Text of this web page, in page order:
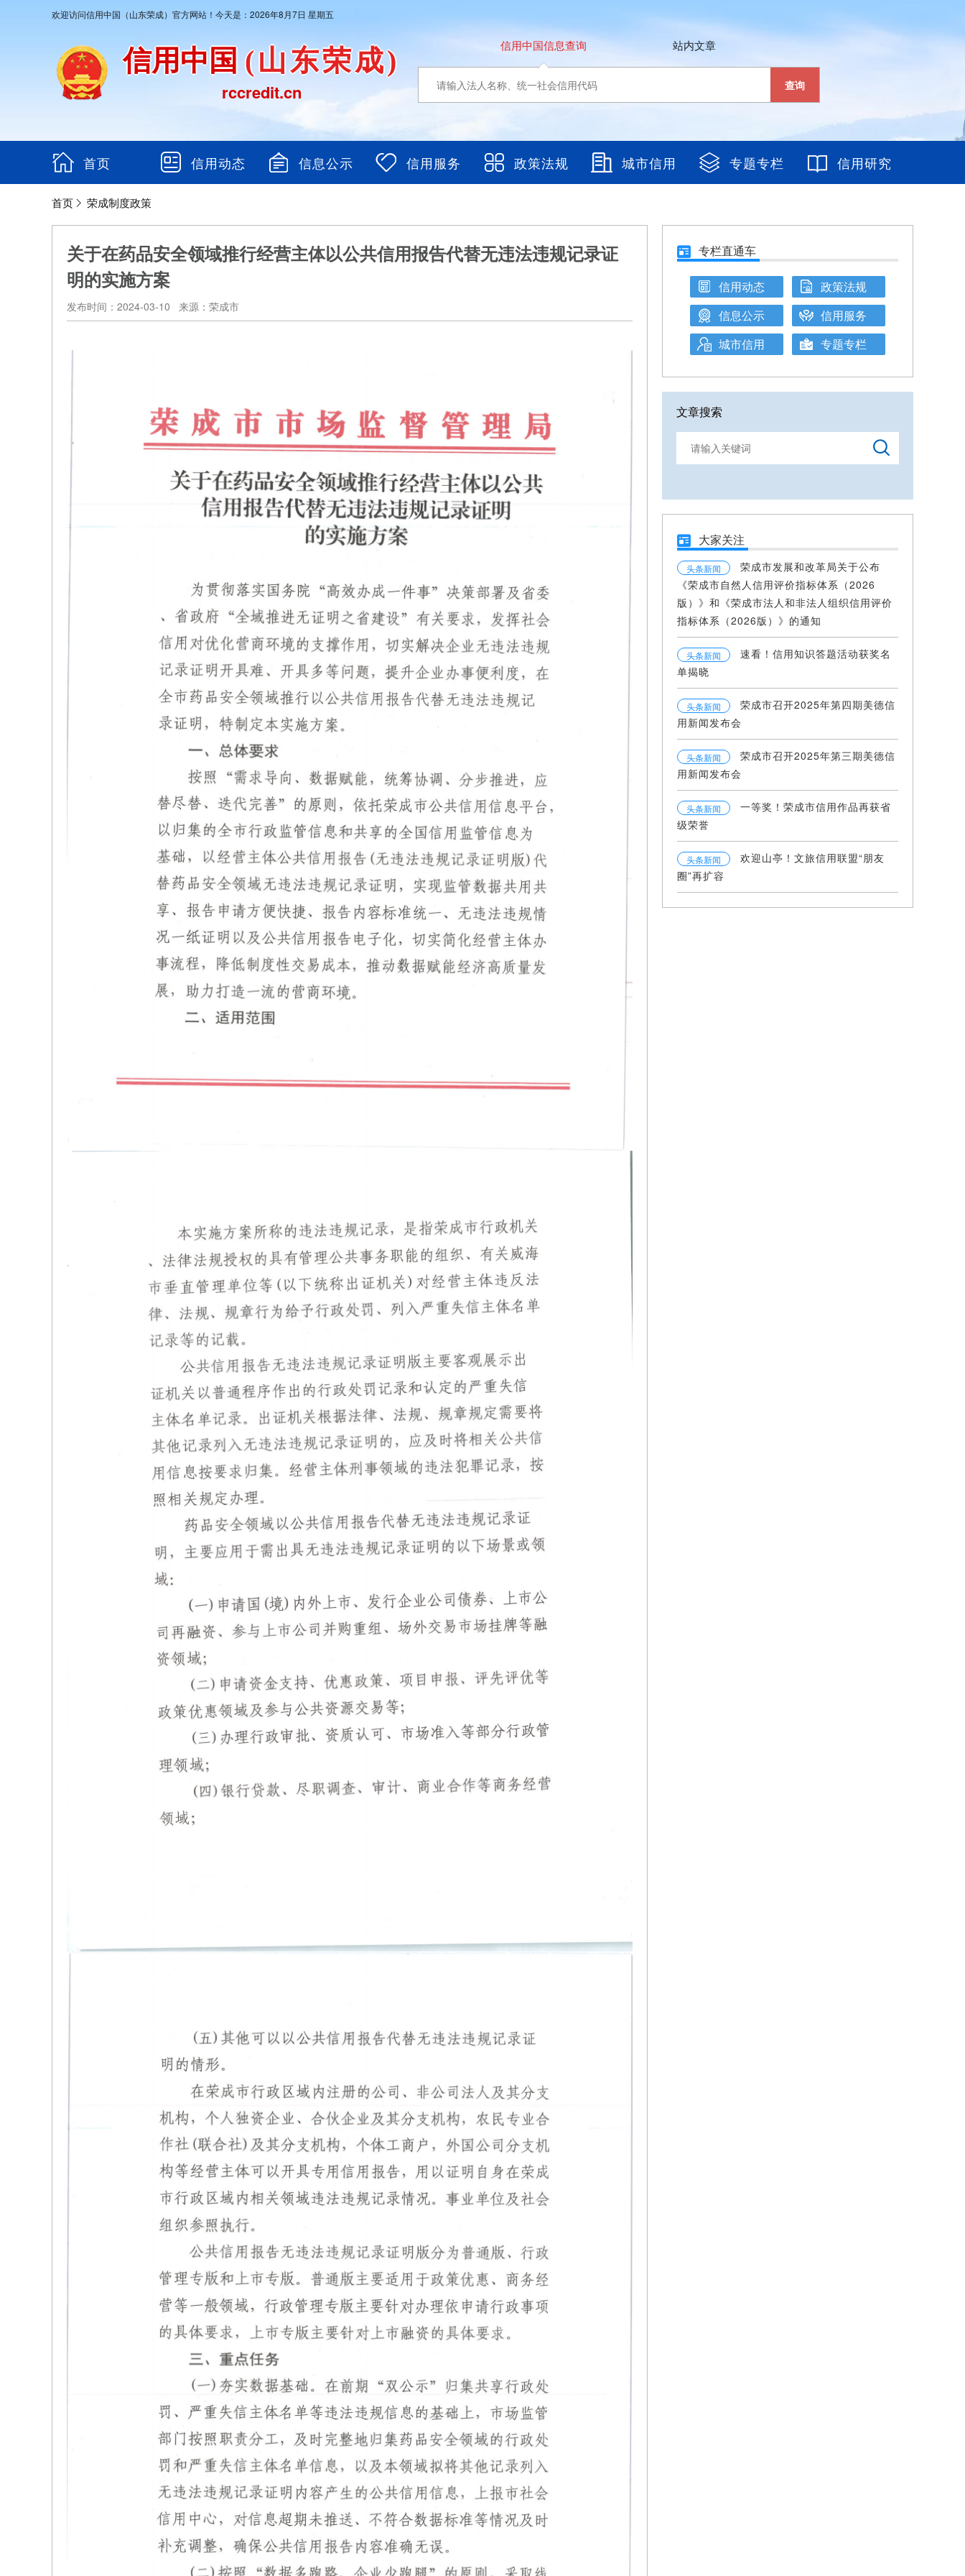
欢迎访问信用中国（山东荣成）官方网站！今天是：2026年8月7日 星期五
信用中国 (山东荣成)
rccredit.cn
信用中国信息查询 站内文章
查询
首页 信用动态 信息公示 信用服务 政策法规 城市信用 专题专栏 信用研究
首页 荣成制度政策
关于在药品安全领域推行经营主体以公共信用报告代替无违法违规记录证
明的实施方案
发布时间：2024-03-10 来源：荣成市
专栏直通车
信用动态
政策法规
信息公示
信用服务
城市信用
专题专栏
文章搜索
大家关注
头条新闻
荣成市发展和改革局关于公布
《荣成市自然人信用评价指标体系（2026
版）》和《荣成市法人和非法人组织信用评价
指标体系（2026版）》的通知
头条新闻
速看！信用知识答题活动获奖名
单揭晓
头条新闻
荣成市召开2025年第四期美德信
用新闻发布会
头条新闻
荣成市召开2025年第三期美德信
用新闻发布会
头条新闻
一等奖！荣成市信用作品再获省
级荣誉
头条新闻
欢迎山亭！文旅信用联盟“朋友
圈”再扩容